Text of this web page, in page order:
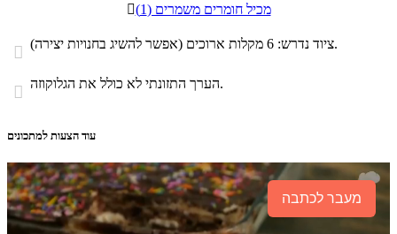

מכיל חומרים משמרים (1)
 ציוד נדרש: 6 מקלות ארוכים (אפשר להשיג בחנויות יצירה).
 הערך התזונתי לא כולל את הגלוקוזה.
עוד הצעות למתכונים
מעבר לכתבה